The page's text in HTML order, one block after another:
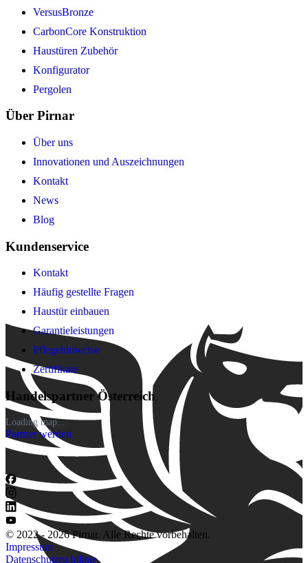
VersusBronze
CarbonCore Konstruktion
Haustüren Zubehör
Konfigurator
Pergolen
Über Pirnar
Über uns
Innovationen und Auszeichnungen
Kontakt
News
Blog
Kundenservice
Kontakt
Häufig gestellte Fragen
Haustür einbauen
Garantieleistungen
Pflegehinweise
Zertifikate
Handelspartner Österreich
Loading map...
Partner werden
© 2022 - 2026 Pirnar. Alle Rechte vorbehalten.
Impressum
Datenschutzrichtlinie